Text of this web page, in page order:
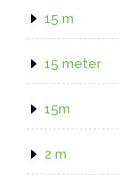
15 m
15 meter
15m
2 m